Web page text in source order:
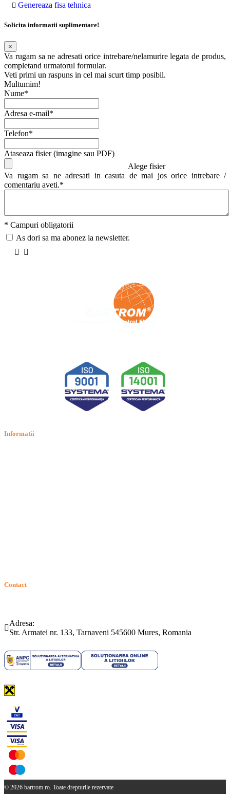
Genereaza fisa tehnica
Solicita informatii suplimentare!
×
Va rugam sa ne adresati orice intrebare/nelamurire legata de produs,
completand urmatorul formular.
Veti primi un raspuns in cel mai scurt timp posibil.
Multumim!
Nume*
Adresa e-mail*
Telefon*
Ataseaza fisier (imagine sau PDF)
Alege fisier
Va rugam sa ne adresati in casuta de mai jos orice intrebare /
comentariu aveti.*
* Campuri obligatorii
As dori sa ma abonez la newsletter.
Informatii
Contact
Adresa:
Str. Armatei nr. 133, Tarnaveni 545600 Mures, Romania
© 2026 bartrom.ro. Toate drepturile rezervate